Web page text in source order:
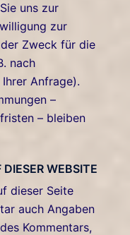
uns zur
zur
Zweck für die
nach
Anfrage).
–
– bleiben
WEBSITE
dieser Seite
auch Angaben
Kommentars,